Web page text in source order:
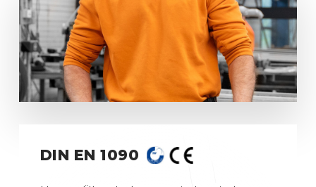
the
next
section
DIN EN 1090